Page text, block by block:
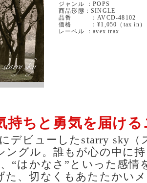
ジャンル ：POPS
商品形態：SINGLE
品番 ：AVCD-48102
価格 ：¥1,050（tax in）
レーベル ：avex trax
持ちと勇気を届け
デビューしたstarry sky（
ングル。誰もが心の中に
“はかなさ”といった感情
た、切なくもあたたかい